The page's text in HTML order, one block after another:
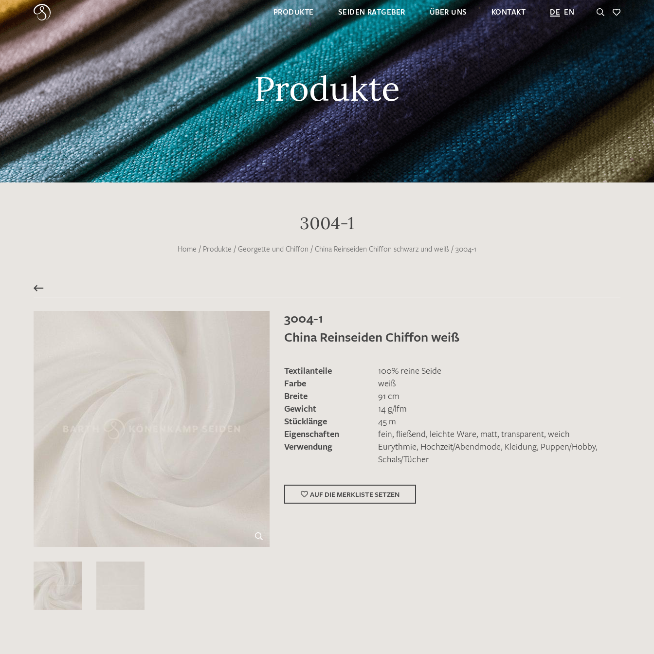
PRODUKTE SEIDEN RATGEBER ÜBER UNS KONTAKT DE EN
Merkliste / Musteranfrage
Es sind bisher keine Produkte auf Ihrer
Merkliste.
Sollten Sie dennoch eine individuelle
Musteranfrage stellen wollen, vermerken
Produkte
3004-1
Home / Produkte / Georgette und Chiffon / China Reinseiden Chiffon schwarz und weiß / 3004-1
3004-1
China Reinseiden Chiffon weiß
Textilanteile
100% reine Seide
Farbe
weiß
Breite
91 cm
Gewicht
14 g/lfm
Stücklänge
45 m
Eigenschaften
fein, fließend, leichte Ware, matt, transparent, weich
Verwendung
Eurythmie, Hochzeit/Abendmode, Kleidung, Puppen/Hobby,
Schals/Tücher
AUF DIE MERKLISTE SETZEN